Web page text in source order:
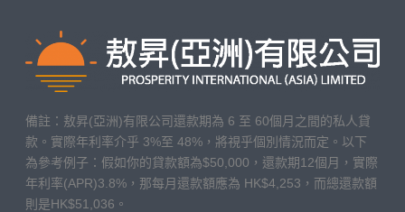
備註：敖昇(亞洲)有限公司還款期為 6 至 60個月之間的私人貸
款。實際年利率介乎 3%至 48%，將視乎個別情況而定。以下
為參考例子：假如你的貸款額為$50,000，還款期12個月，實際
年利率(APR)3.8%，那每月還款額應為 HK$4,253，而總還款額
則是HK$51,036。